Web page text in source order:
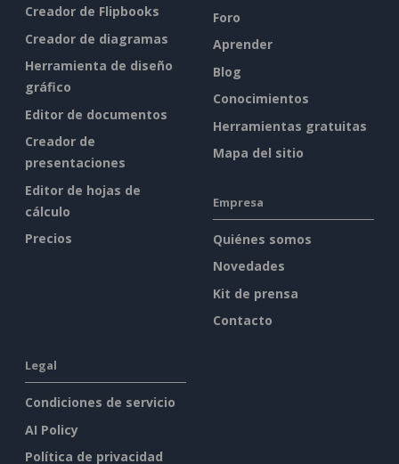
Creador de Flipbooks
Creador de diagramas
Herramienta de diseño
gráfico
Editor de documentos
Creador de
presentaciones
Editor de hojas de
cálculo
Precios
Foro
Aprender
Blog
Conocimientos
Herramientas gratuitas
Mapa del sitio
Empresa
Quiénes somos
Novedades
Kit de prensa
Contacto
Legal
Condiciones de servicio
AI Policy
Política de privacidad